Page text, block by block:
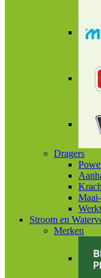
Dragers
Stroom en
Merken